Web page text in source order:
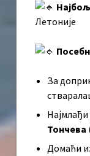
Летоније
За
Најмлађи
Тончева
Домаћи